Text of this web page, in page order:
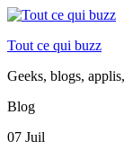
Tout ce qui buzz
Geeks, blogs,
Blog
07 Juil